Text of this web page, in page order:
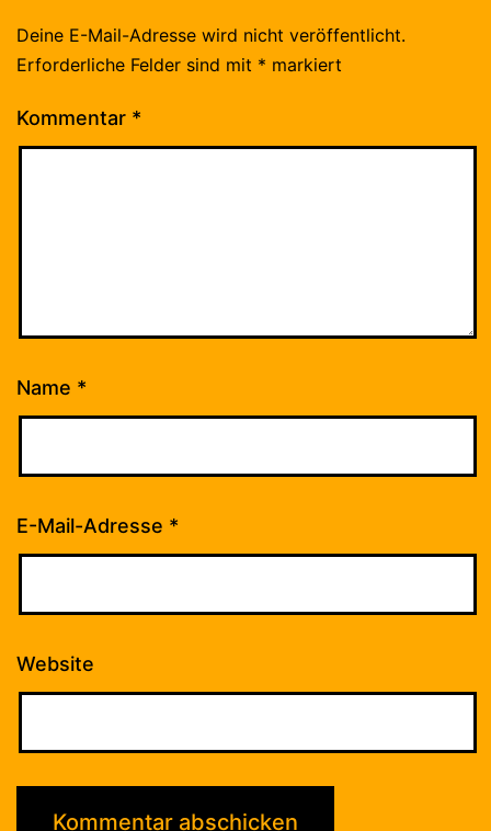
Deine E-Mail-Adresse wird nicht veröffentlicht.
Erforderliche Felder sind mit * markiert
Kommentar *
Name *
E-Mail-Adresse *
Website